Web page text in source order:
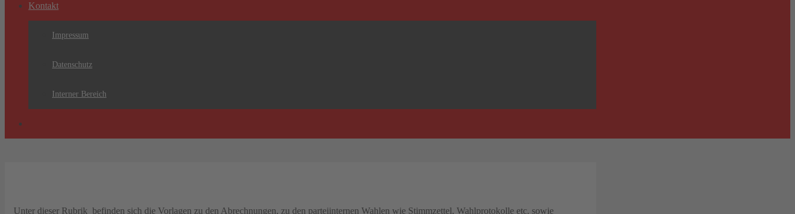
Kontakt
Impressum
Datenschutz
Interner Bereich
Unter dieser Rubrik befinden sich die Vorlagen zu den Abrechnungen, zu den parteiinternen Wahlen wie Stimmzettel, Wahlprotokolle etc. sowie